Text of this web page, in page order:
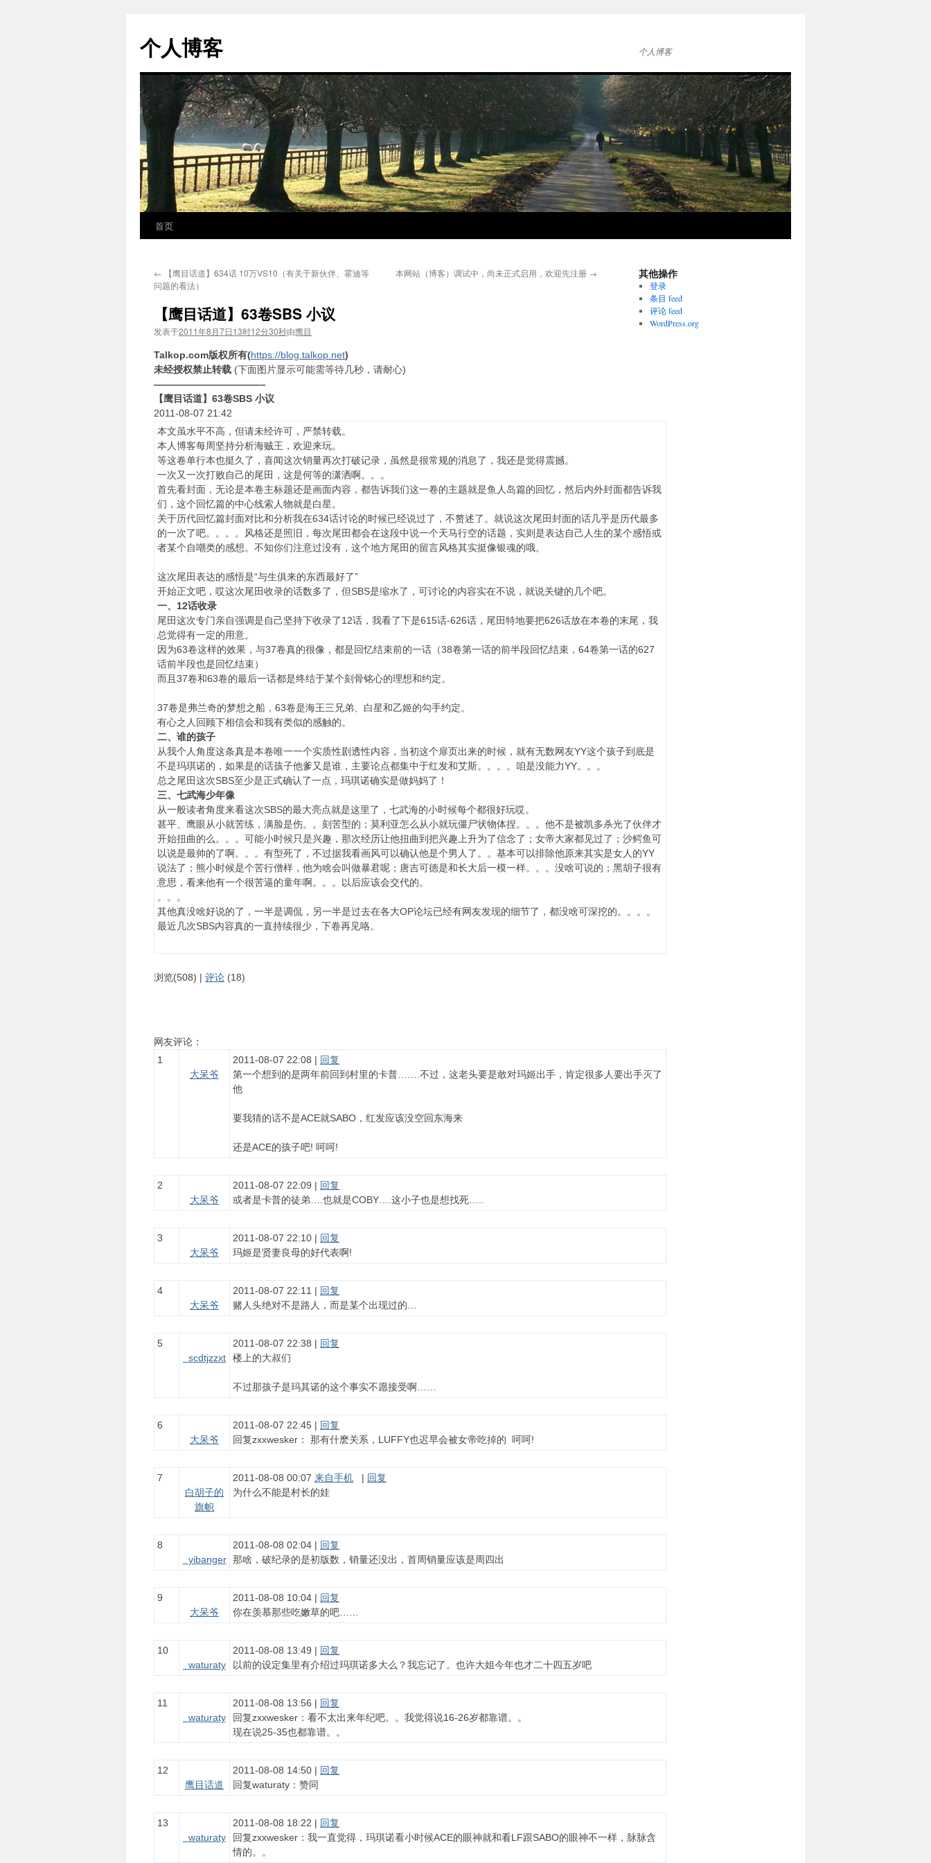
个人博客 个人博客
首页
← 【鹰目话道】634话 10万VS10（有关于新伙伴、霍迪等
问题的看法）
本网站（博客）调试中，尚未正式启用，欢迎先注册 →
【鹰目话道】63卷SBS 小议
发表于2011年8月7日13时12分30秒由鹰目
Talkop.com版权所有(https://blog.talkop.net)
未经授权禁止转载 (下面图片显示可能需等待几秒，请耐心)
———————————–
【鹰目话道】63卷SBS 小议
2011-08-07 21:42
本文虽水平不高，但请未经许可，严禁转载。
本人博客每周坚持分析海贼王，欢迎来玩。
等这卷单行本也挺久了，喜闻这次销量再次打破记录，虽然是很常规的消息了，我还是觉得震撼。
一次又一次打败自己的尾田，这是何等的潇洒啊。。。
首先看封面，无论是本卷主标题还是画面内容，都告诉我们这一卷的主题就是鱼人岛篇的回忆，然后内外封面都告诉我
们，这个回忆篇的中心线索人物就是白星。
关于历代回忆篇封面对比和分析我在634话讨论的时候已经说过了，不赘述了。就说这次尾田封面的话几乎是历代最多
的一次了吧。。。。风格还是照旧，每次尾田都会在这段中说一个天马行空的话题，实则是表达自己人生的某个感悟或
者某个自嘲类的感想。不知你们注意过没有，这个地方尾田的留言风格其实挺像银魂的哦。
这次尾田表达的感悟是“与生俱来的东西最好了”
开始正文吧，哎这次尾田收录的话数多了，但SBS是缩水了，可讨论的内容实在不说，就说关键的几个吧。
一、12话收录
尾田这次专门亲自强调是自己坚持下收录了12话，我看了下是615话-626话，尾田特地要把626话放在本卷的末尾，我
总觉得有一定的用意。
因为63卷这样的效果，与37卷真的很像，都是回忆结束前的一话（38卷第一话的前半段回忆结束，64卷第一话的627
话前半段也是回忆结束）
而且37卷和63卷的最后一话都是终结于某个刻骨铭心的理想和约定。
37卷是弗兰奇的梦想之船，63卷是海王三兄弟、白星和乙姬的勾手约定。
有心之人回顾下相信会和我有类似的感触的。
二、谁的孩子
从我个人角度这条真是本卷唯一一个实质性剧透性内容，当初这个扉页出来的时候，就有无数网友YY这个孩子到底是
不是玛琪诺的，如果是的话孩子他爹又是谁，主要论点都集中于红发和艾斯。。。。咱是没能力YY。。。
总之尾田这次SBS至少是正式确认了一点，玛琪诺确实是做妈妈了！
三、七武海少年像
从一般读者角度来看这次SBS的最大亮点就是这里了，七武海的小时候每个都很好玩哎。
甚平、鹰眼从小就苦练，满脸是伤。。刻苦型的；莫利亚怎么从小就玩僵尸状物体捏。。。他不是被凯多杀光了伙伴才
开始扭曲的么。。。可能小时候只是兴趣，那次经历让他扭曲到把兴趣上升为了信念了；女帝大家都见过了；沙鳄鱼可
以说是最帅的了啊。。。有型死了，不过据我看画风可以确认他是个男人了。。基本可以排除他原来其实是女人的YY
说法了；熊小时候是个苦行僧样，他为啥会叫做暴君呢；唐吉可德是和长大后一模一样。。。没啥可说的；黑胡子很有
意思，看来他有一个很苦逼的童年啊。。。以后应该会交代的。
。。。
其他真没啥好说的了，一半是调侃，另一半是过去在各大OP论坛已经有网友发现的细节了，都没啥可深挖的。。。。
最近几次SBS内容真的一直持续很少，下卷再见咯。
浏览(508) | 评论 (18)
网友评论：
1
大呆爷
2011-08-07 22:08 | 回复
第一个想到的是两年前回到村里的卡普…….不过，这老头要是敢对玛姬出手，肯定很多人要出手灭了
他
要我猜的话不是ACE就SABO，红发应该没空回东海来
还是ACE的孩子吧! 呵呵!
2
大呆爷
2011-08-07 22:09 | 回复
或者是卡普的徒弟….也就是COBY….这小子也是想找死…..
3
大呆爷
2011-08-07 22:10 | 回复
玛姬是贤妻良母的好代表啊!
4
大呆爷
2011-08-07 22:11 | 回复
赌人头绝对不是路人，而是某个出现过的…
5
scdtjzzxt
2011-08-07 22:38 | 回复
楼上的大叔们
不过那孩子是玛其诺的这个事实不愿接受啊……
6
大呆爷
2011-08-07 22:45 | 回复
回复zxxwesker： 那有什麽关系，LUFFY也迟早会被女帝吃掉的 呵呵!
7
白胡子的
旗帜
2011-08-08 00:07 来自手机 | 回复
为什么不能是村长的娃
8
yibanger
2011-08-08 02:04 | 回复
那啥，破纪录的是初版数，销量还没出，首周销量应该是周四出
9
大呆爷
2011-08-08 10:04 | 回复
你在羡慕那些吃嫩草的吧……
10
waturaty
2011-08-08 13:49 | 回复
以前的设定集里有介绍过玛琪诺多大么？我忘记了。也许大姐今年也才二十四五岁吧
11
waturaty
2011-08-08 13:56 | 回复
回复zxxwesker：看不太出来年纪吧。。我觉得说16-26岁都靠谱。。
现在说25-35也都靠谱。。
12
鹰目话道
2011-08-08 14:50 | 回复
回复waturaty：赞同
13
waturaty
2011-08-08 18:22 | 回复
回复zxxwesker：我一直觉得，玛琪诺看小时候ACE的眼神就和看LF跟SABO的眼神不一样，脉脉含
情的。。
其他操作
登录
条目 feed
评论 feed
WordPress.org